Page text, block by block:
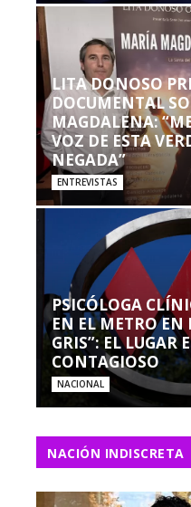
LITA DONOSO
DOCUMENTAL
MAGDALENA:
VOZ DE ESTA
NEGADA”
ENTREVISTAS
PSICÓLOGA
EN EL METRO EN
GRIS”: EL LUGAR
CONTAGIOSO
NACIONAL
NACIÓN INDISCRETA